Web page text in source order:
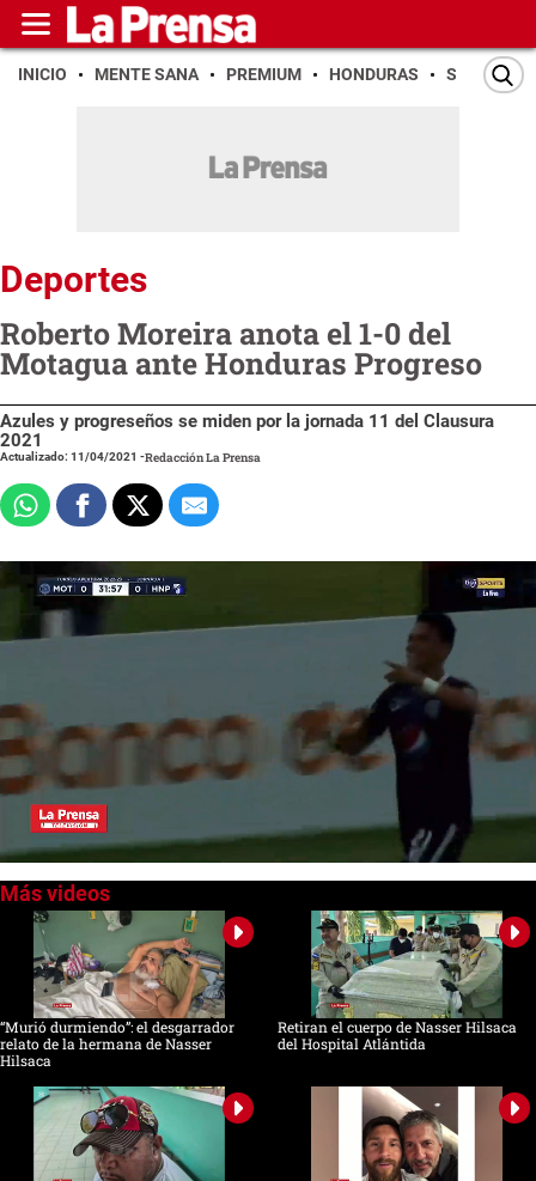
INICIO MENTE SANA PREMIUM HONDURAS SAN PEDRO
Deportes
Roberto Moreira anota el 1-0 del
Motagua ante Honduras Progreso
Azules y progreseños se miden por la jornada 11 del Clausura
2021
Actualizado: 11/04/2021 -Redacción La Prensa
seconds
minute,
seconds
“Murió durmiendo”: el desgarrador
relato de la hermana de Nasser
Hilsaca
Retiran el cuerpo de Nasser Hilsaca
del Hospital Atlántida